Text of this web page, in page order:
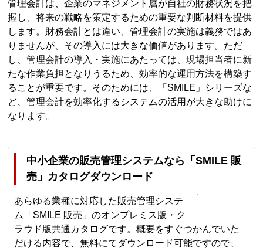
管理会計は、企業のマネジメント層が自社の財務状況を把
握し、将来の戦略を策定するための重要な判断材料を提供
します。財務会計とは違い、管理会計の実施は義務ではあ
りませんが、その導入には大きな価値があります。ただ
し、管理会計の導入・実施にあたっては、現場担当者に新
たな作業負担となりうるため、効率的な運用方法を構築す
ることが重要です。そのためには、「SMILE」シリーズな
ど、管理会計を効率化するシステムの活用が大きな助けに
なります。
中小企業の販売管理システムなら「SMILE 販
売」カタログダウンロード
あらゆる業種に対応した販売管理システ
ム「SMILE 販売」のオンプレミス版・ク
ラウド版共通カタログです。概要をすぐつかんでいた
だける内容で、無料にてダウンロード可能ですので、